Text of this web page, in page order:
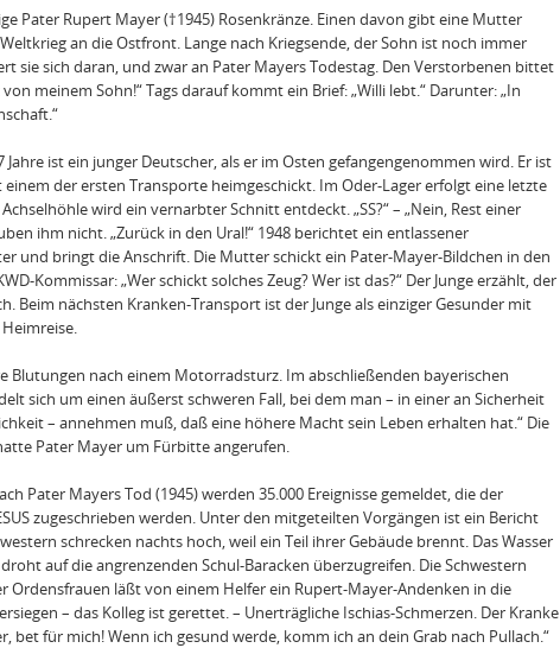
Pater Rupert Mayer (†1945) Rosenkränze. Einen davon gibt eine Mutter
an die Ostfront. Lange nach Kriegsende, der Sohn ist noch immer
sie sich daran, und zwar an Pater Mayers Todestag. Den Verstorbenen bittet
meinem Sohn!“ Tags darauf kommt ein Brief: „Willi lebt.“ Darunter: „In
Jahre ist ein junger Deutscher, als er im Osten gefangengenommen wird. Er ist
der ersten Transporte heimgeschickt. Im Oder-Lager erfolgt eine letzte
wird ein vernarbter Schnitt entdeckt. „SS?“ – „Nein, Rest einer
ihm nicht. „Zurück in den Ural!“ 1948 be­richtet ein entlassener
und bringt die Anschrift. Die Mutter schickt ein Pater-Mayer-Bildchen in den
Kommissar: „Wer schickt solches Zeug? Wer ist das?“ Der Junge erzählt, der
Beim nächsten Kranken-Transport ist der Junge als einziger Gesunder mit
Blutungen nach einem Motorradsturz. Im abschließenden bayerischen
sich um einen äußerst schweren Fall, bei dem man – in einer an Sicherheit
– annehmen muß, daß eine höhere Macht sein Leben erhalten hat.“ Die
Pater Mayer um Fürbitte angerufen.
Pater Mayers Tod (1945) werden 35.000 Ereignisse gemeldet, die der
zugeschrieben werden. Unter den mitgeteilten Vorgängen ist ein Be­richt
schrecken nachts hoch, weil ein Teil ihrer Gebäude brennt. Das Wasser
auf die angrenzenden Schul-Baracken überzugreifen. Die Schwestern
Ordensfrauen läßt von einem Helfer ein Rupert-Mayer-Andenken in die
– das Kolleg ist gerettet. – Unerträgliche Ischias-Schmerzen. Der Kranke
bet für mich! Wenn ich gesund werde, komm ich an dein Grab nach Pullach.“